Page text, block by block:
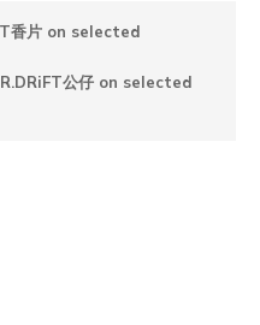
香片 on selected
公仔 on selected